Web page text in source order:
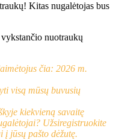
Kitas nugalėtojas bus
vykstančio nuotraukų
čia: 2026 m.
visą mūsų buvusių
kiekvieną savaitę
Užsiregistruokite
į jūsų pašto dėžutę.